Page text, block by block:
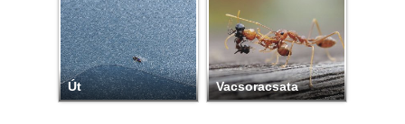
Út Vacsoracsata